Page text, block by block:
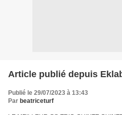
Article publié
Publié le 29/07/2023 à 13:43
Par beatriceturf